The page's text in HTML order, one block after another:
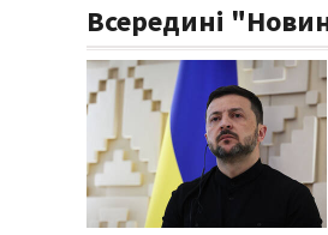
Всередині